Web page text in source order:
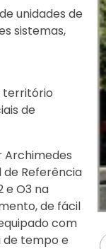
unidades de
sistemas,
território
de
Archimedes
de Referência
e O3 na
de fácil
com
de tempo e